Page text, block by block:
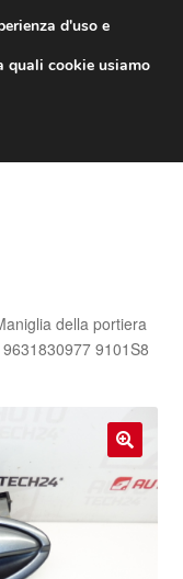
580 290
della portiera
9101S8
🔍
d'uso e
quali cookie usiamo